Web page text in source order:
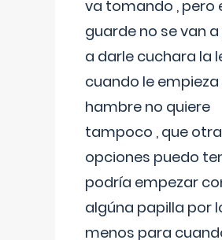
va tomando , pero
guarde no se van
a darle cuchara la
cuando le empieza
hambre no quiere
tampoco , que
opciones puedo
podría empezar
algúna papilla por
menos para